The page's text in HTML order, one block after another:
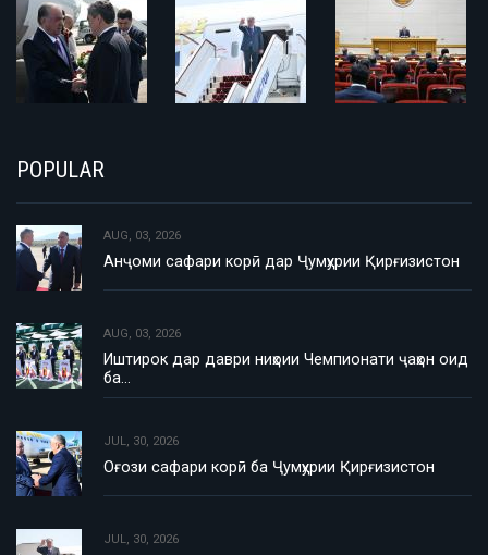
POPULAR
AUG, 03, 2026
Анҷоми сафари корӣ дар Ҷумҳурии Қирғизистон
AUG, 03, 2026
Иштирок дар даври ниҳоии Чемпионати ҷаҳон оид
ба…
JUL, 30, 2026
Оғози сафари корӣ ба Ҷумҳурии Қирғизистон
JUL, 30, 2026